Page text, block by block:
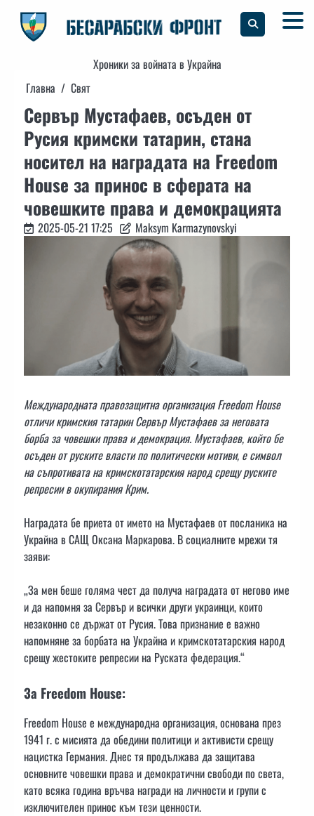
content
Хроники за войната в Украйна
Главна
Свят
Сервър Мустафаев, осъден от
Русия кримски татарин, стана
носител на наградата на Freedom
House за принос в сферата на
човешките права и демокрацията
2025-05-21 17:25 Maksym Karmazynovskyi
Международната правозащитна организация Freedom House
отличи кримския татарин Сервър Мустафаев за неговата
борба за човешки права и демокрация. Мустафаев, който бе
осъден от руските власти по политически мотиви, е символ
на съпротивата на кримскотатарския народ срещу руските
репресии в окупирания Крим.
Наградата бе приета от името на Мустафаев от посланика на
Украйна в САЩ Оксана Маркарова. В социалните мрежи тя
заяви:
„За мен беше голяма чест да получа наградата от негово име
и да напомня за Сервър и всички други украинци, които
незаконно се държат от Русия. Това признание е важно
напомняне за борбата на Украйна и кримскотатарския народ
срещу жестоките репресии на Руската федерация.“
За Freedom House:
Freedom House е международна организация, основана през
1941 г. с мисията да обедини политици и активисти срещу
нацистка Германия. Днес тя продължава да защитава
основните човешки права и демократични свободи по света,
като всяка година връчва награди на личности и групи с
изключителен принос към тези ценности.